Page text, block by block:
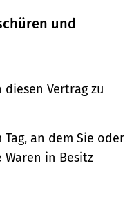
und
Vertrag zu
an dem Sie oder
in Besitz